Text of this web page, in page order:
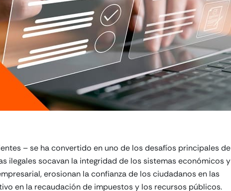
– se ha convertido en uno de los desafíos principales de
ilegales socavan la integridad de los sistemas económicos y
erosionan la confianza de los ciudadanos en las
en la recaudación de impuestos y los recursos públicos.